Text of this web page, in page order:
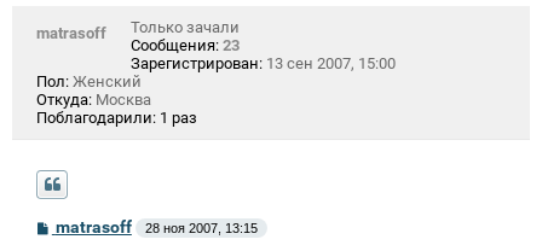
matrasoff
Только зачали
Сообщения: 23
Зарегистрирован: 13 сен 2007, 15:00
Пол: Женский
Откуда: Москва
Поблагодарили: 1 раз
С
о
matrasoff 28 ноя 2007, 13:15